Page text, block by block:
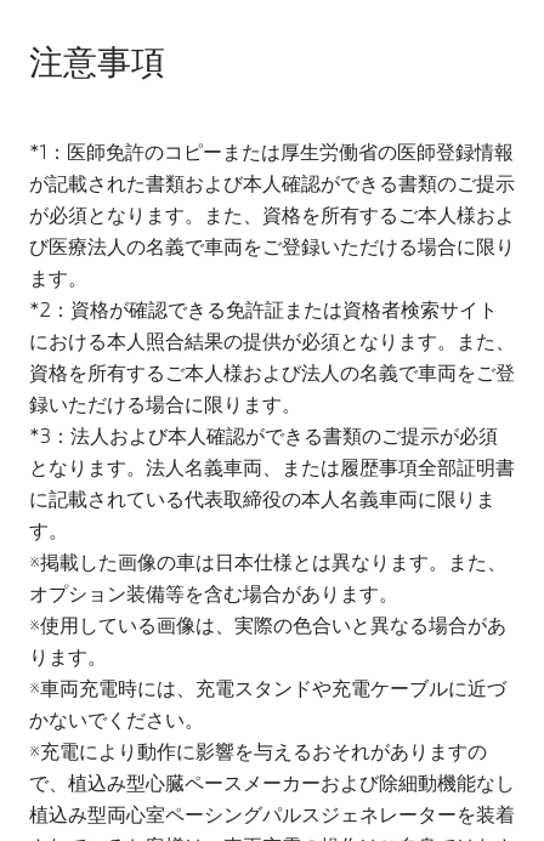
注意事項
*1：医師免許のコピーまたは厚生労働省の医師登録情報
が記載された書類および本人確認ができる書類のご提示
が必須となります。また、資格を所有するご本人様およ
び医療法人の名義で車両をご登録いただける場合に限り
ます。
*2：資格が確認できる免許証または資格者検索サイト
における本人照合結果の提供が必須となります。また、
資格を所有するご本人様および法人の名義で車両をご登
録いただける場合に限ります。
*3：法人および本人確認ができる書類のご提示が必須
となります。法人名義車両、または履歴事項全部証明書
に記載されている代表取締役の本人名義車両に限りま
す。
※掲載した画像の車は日本仕様とは異なります。また、
オプション装備等を含む場合があります。
※使用している画像は、実際の色合いと異なる場合があ
ります。
※車両充電時には、充電スタンドや充電ケーブルに近づ
かないでください。
※充電により動作に影響を与えるおそれがありますの
で、植込み型心臓ペースメーカーおよび除細動機能なし
植込み型両心室ペーシングパルスジェネレーターを装着